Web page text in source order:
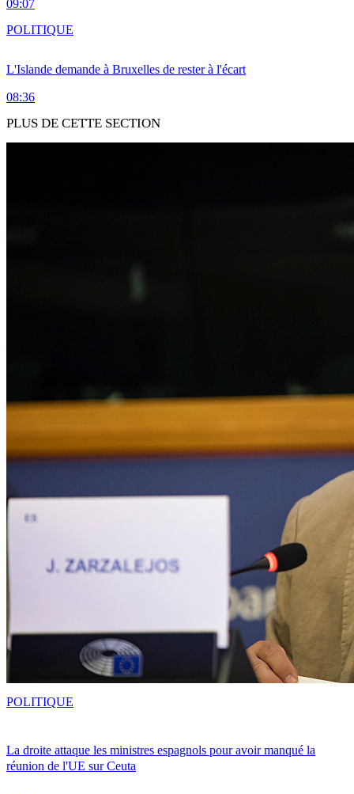
09:07
L'Islande demande à Bruxelles de rester à l'écart
08:36
POLITIQUE
PLUS DE CETTE SECTION
La droite attaque les ministres espagnols pour avoir manqué la
réunion de l'UE sur Ceuta
POLITIQUE